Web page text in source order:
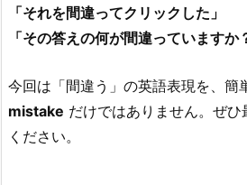
「それを間違ってクリックした」
「その答えの何が間違っていますか
今回は「間違う」の英語表現を、簡
mistake だけではありません。ぜ
ください。